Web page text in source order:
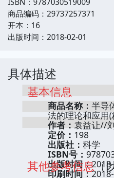
商品编码：29737257371
开本：16
出版时间：2018-02-01
具体描述
基本信息
商品名称： 半导
法的理论和应用(
作者： 袁益让//
定价： 198
出版社： 科学
ISBN号：
其他参考信息（
出版时间：
印刷时间：